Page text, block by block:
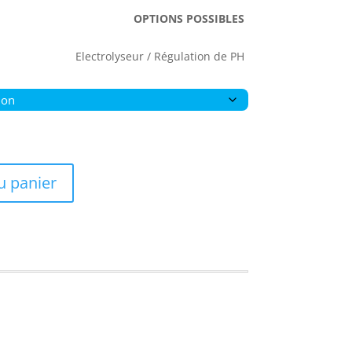
OPTIONS POSSIBLES
Electrolyseur / Régulation de PH
panier